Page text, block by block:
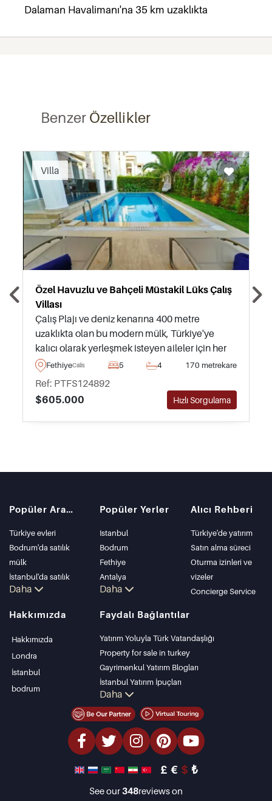
Dalaman Havalimanı'na 35 km uzaklıkta
BenzerÖzellikler
Villa
Recommended
Özel Havuzlu ve Bahçeli Müstakil Lüks Çalış
Villası
Çalış Plajı ve deniz kenarına 400 metre
uzaklıkta olan bu modern mülk, Türkiye'ye
kalıcı olarak yerleşmek isteyen aileler için her
şeyi içinde barındırmakta olup, mobilyalı
olarak satışta ve taşınmaya hazırdır.
FethiyeCalis 5 4 170 metrekare
Ref: PTFS124892
$605.000
Hızlı Sorgulama
Popüler Aramalar
Türkiye evleri
Bodrum'da satılık
mülk
İstanbul'da satılık
daire
Bodrum Villası
Antalya'da satılık
Daha
Popüler Yerler
Istanbul
Bodrum
Fethiye
Antalya
Kalkan
Kas
Bursa
Gocek
Side
Kemer
Dalyan
Izmir
Belek
Daha
Alıcı Rehberi
Türkiye'de yatırım
Satın alma süreci
Oturma izinleri ve
vizeler
Concierge Service
Hakkımızda
Hakkımızda
Londra
İstanbul
bodrum
Faydalı Bağlantılar
Yatırım Yoluyla Türk Vatandaşlığı
Property for sale in turkey
Gayrimenkul Yatırım Blogları
İstanbul Yatırım İpuçları
PropertyTurkey TV
İstanbul Yatırım Gayrimenkulleri
Mülkünüzü Satmak
Uygun Fiyatlı Emlaklar
Denize Sıfır Tesisler
lüks Özellikler
Daha
£ € $ ₺
See our348reviews on